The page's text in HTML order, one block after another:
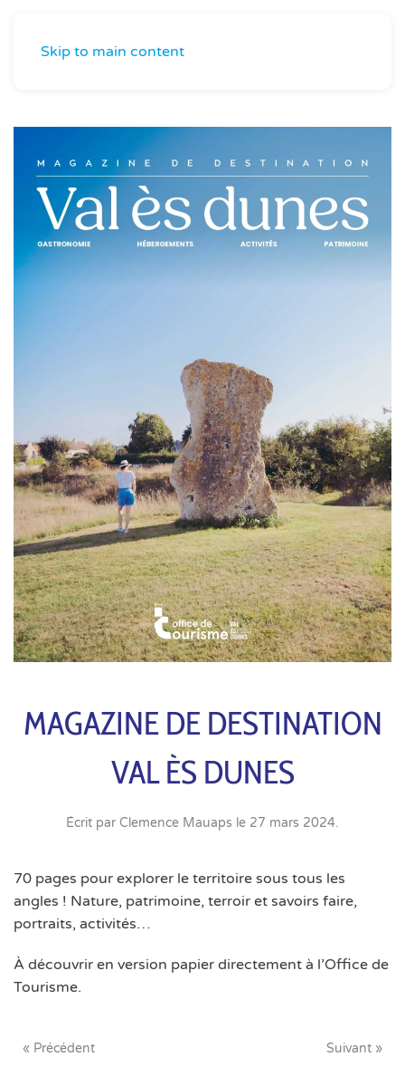
Skip to main content
MAGAZINE DE DESTINATION
VAL ÈS DUNES
Écrit par Clemence Mauaps le 27 mars 2024.
70 pages pour explorer le territoire sous tous les
angles ! Nature, patrimoine, terroir et savoirs faire,
portraits, activités…
À découvrir en version papier directement à l’Office de
Tourisme.
« Précédent Suivant »